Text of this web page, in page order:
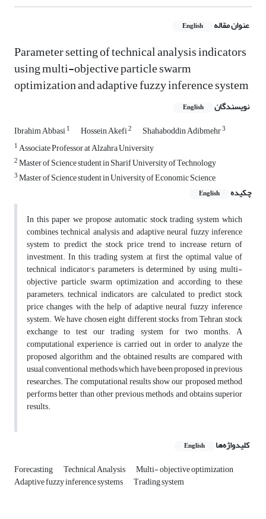
عنوان مقاله English
Parameter setting of technical analysis indicators
using multi-objective particle swarm
optimization and adaptive fuzzy inference system
نویسندگان English
Ibrahim Abbasi1 Hossein Akefi2 Shahaboddin Adibmehr3
1Associate Professor at Alzahra University
2Master of Science student in Sharif University of Technology
3Master of Science student in University of Economic Science,
چکیده
English
In this paper, we propose automatic stock trading system which
combines technical analysis and adaptive neural fuzzy inference
system to predict the stock price trend to increase return of
investment. In this trading system, at first the optimal value of
technical indicator's parameters is determined by using multi-
objective particle swarm optimization and according to these
parameters; technical indicators are calculated to predict stock
price changes with the help of adaptive neural fuzzy inference
system. We have chosen eight different stocks from Tehran stock
exchange to test our trading system for two months. A
computational experience is carried out in order to analyze the
proposed algorithm and the obtained results are compared with
usual conventional methods which have been proposed in previous
researches. The computational results show our proposed method
performs better than other previous methods and obtains superior
results.
کلیدواژه‌ها English
Forecasting Technical Analysis Multi- objective optimization
Adaptive fuzzy inference systems Trading system